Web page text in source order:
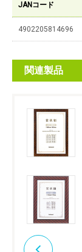
JANコード
4902205814696
関連製品